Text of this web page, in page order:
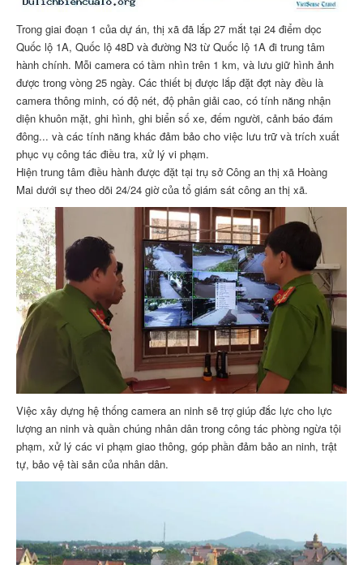
Trong giai đoạn 1 của dự án, thị xã đã lắp 27 mắt tại 24 điểm dọc
Quốc lộ 1A, Quốc lộ 48D và đường N3 từ Quốc lộ 1A đi trung tâm
hành chính. Mỗi camera có tầm nhìn trên 1 km, và lưu giữ hình ảnh
được trong vòng 25 ngày. Các thiết bị được lắp đặt đợt này đều là
camera thông minh, có độ nét, độ phân giải cao, có tính năng nhận
diện khuôn mặt, ghi hình, ghi biển số xe, đếm người, cảnh báo đám
đông... và các tính năng khác đảm bảo cho việc lưu trữ và trích xuất
phục vụ công tác điều tra, xử lý vi phạm.
Hiện trung tâm điều hành được đặt tại trụ sở Công an thị xã Hoàng
Mai dưới sự theo dõi 24/24 giờ của tổ giám sát công an thị xã.
Việc xây dựng hệ thống camera an ninh sẽ trợ giúp đắc lực cho lực
lượng an ninh và quần chúng nhân dân trong công tác phòng ngừa tội
phạm, xử lý các vi phạm giao thông, góp phần đảm bảo an ninh, trật
tự, bảo vệ tài sản của nhân dân.